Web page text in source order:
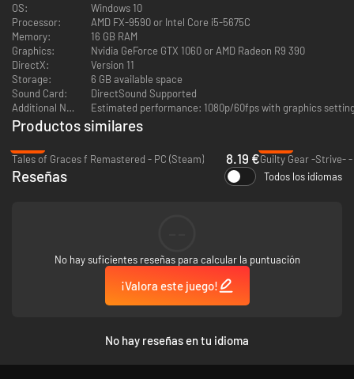
OS:
Windows 10
Processor:
AMD FX-9590 or Intel Core i5-5675C
Memory:
16 GB RAM
Graphics:
Nvidia GeForce GTX 1060 or AMD Radeon R9 390
DirectX:
Version 11
Storage:
6 GB available space
Sound Card:
DirectSound Supported
Additional Notes:
Productos similares
Tales of Graces f Remastered - PC (Steam)
8.19 €Guilty Gear -Strive- -
Reseñas Todos los idiomas
No hay suficientes reseñas para calcular la puntuación
¡Valora este juego!
No hay reseñas en tu idioma